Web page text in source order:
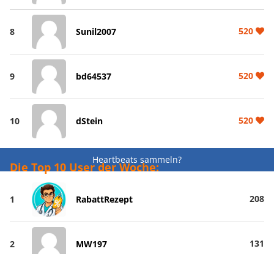
8 Sunil2007 520
9 bd64537 520
10 dStein 520
Heartbeats sammeln?
Die Top 10 User der Woche:
1 RabattRezept 208
2 MW197 131